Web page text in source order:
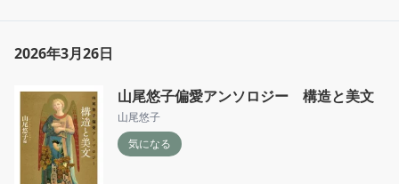
2026年3月26日
山尾悠子偏愛アンソロジー 構造と美文
山尾悠子
気になる